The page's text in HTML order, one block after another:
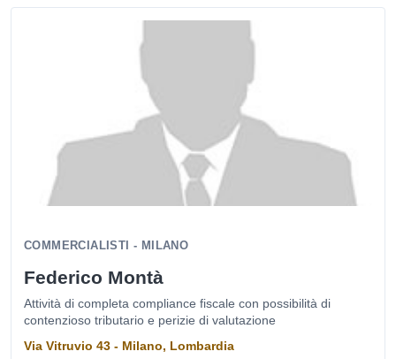
COMMERCIALISTI - MILANO
Federico Montà
Attività di completa compliance fiscale con possibilità di
contenzioso tributario e perizie di valutazione
Via Vitruvio 43 - Milano, Lombardia